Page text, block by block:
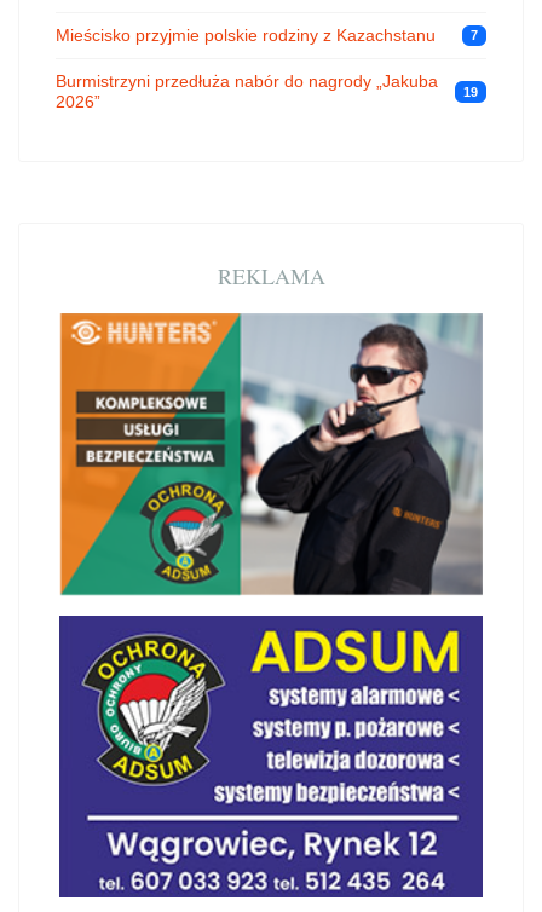
Mieścisko przyjmie polskie rodziny z Kazachstanu 7
Burmistrzyni przedłuża nabór do nagrody „Jakuba
2026”
19
REKLAMA